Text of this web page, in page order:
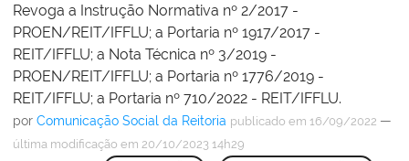
Revoga a Instrução Normativa nº 2/2017 -
PROEN/REIT/IFFLU; a Portaria nº 1917/2017 -
REIT/IFFLU; a Nota Técnica nº 3/2019 -
PROEN/REIT/IFFLU; a Portaria nº 1776/2019 -
REIT/IFFLU; a Portaria nº 710/2022 - REIT/IFFLU.
por Comunicação Social da Reitoria publicado em 16/09/2022 —
última modificação em 20/10/2023 14h29